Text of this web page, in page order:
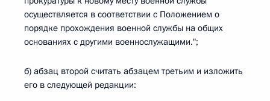
осуществляется в соответствии с Положением о
порядке прохождения военной службы на общих
основаниях с другими военнослужащими.";
б) абзац второй считать абзацем третьим и изложить
его в следующей редакции: